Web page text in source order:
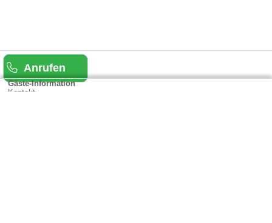
Anrufen
Gäste-Information
Kontakt